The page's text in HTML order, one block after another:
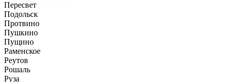
Пересвет
Подольск
Протвино
Пушкино
Пущино
Раменское
Реутов
Рошаль
Руза